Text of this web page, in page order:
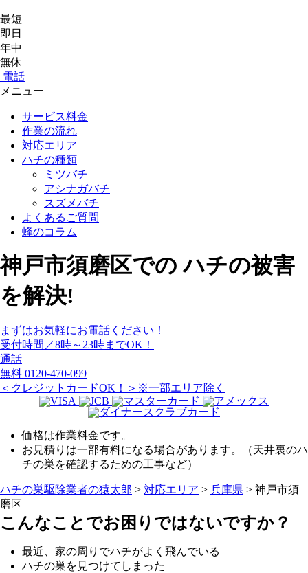
最短
即日
年中
無休
電話
メニュー
サービス料金
作業の流れ
対応エリア
ハチの種類
ミツバチ
アシナガバチ
スズメバチ
よくあるご質問
蜂のコラム
神戸市須磨区での ハチの被害
を解決!
まずはお気軽にお電話ください！
受付時間／8時～23時までOK！
通話
無料 0120-470-099
＜クレジットカードOK！＞※一部エリア除く
価格は作業料金です。
お見積りは一部有料になる場合があります。（天井裏のハ
チの巣を確認するための工事など）
ハチの巣駆除業者の猿太郎 > 対応エリア > 兵庫県 > 神戸市須
磨区
こんなことでお困りではないですか？
最近、家の周りでハチがよく飛んでいる
ハチの巣を見つけてしまった